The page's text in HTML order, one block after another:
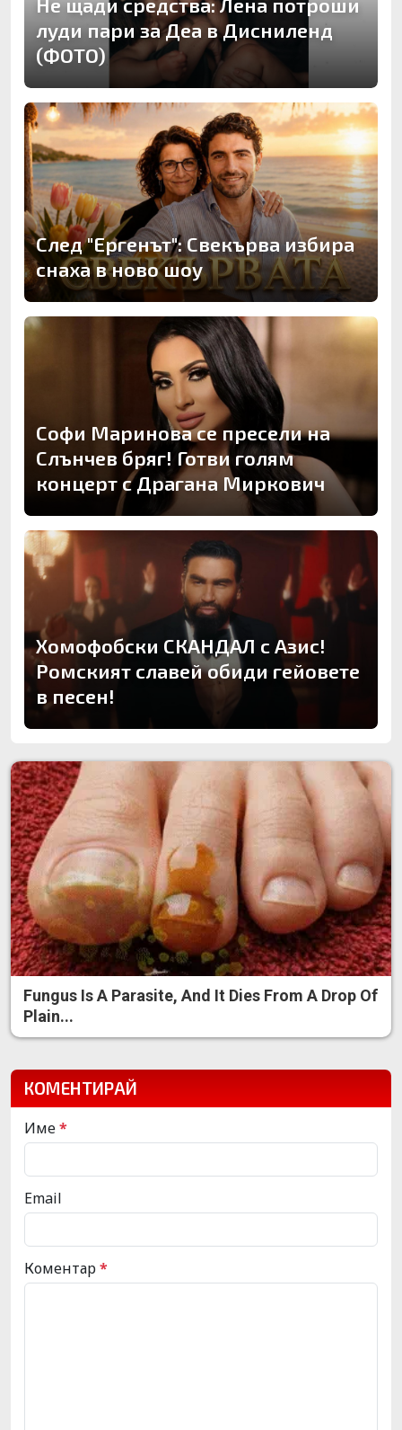
Не щади средства: Лена потроши
луди пари за Деа в Дисниленд
(ФОТО)
След "Ергенът": Свекърва избира
снаха в ново шоу
Софи Маринова се пресели на
Слънчев бряг! Готви голям
концерт с Драгана Миркович
Хомофобски СКАНДАЛ с Азис!
Ромският славей обиди гейовете
в песен!
Fungus Is A Parasite, And It Dies From A Drop Of
Plain...
КОМЕНТИРАЙ
Име*
Email
Коментар*